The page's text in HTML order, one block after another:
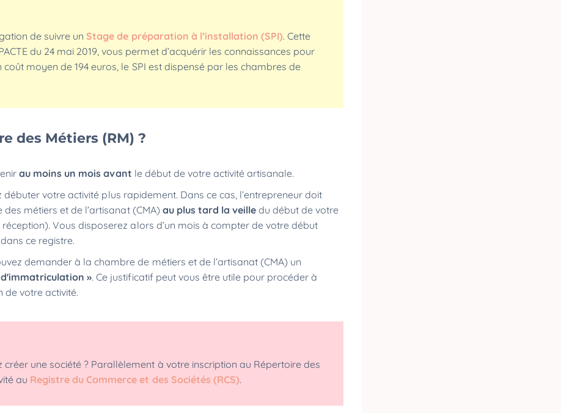
de suivre un Stage de préparation à l’installation (SPI). Cette
du 24 mai 2019, vous permet d’acquérir les connaissances pour
moyen de 194 euros, le SPI est dispensé par les chambres de
des Métiers (RM) ?
au moins un mois avant le début de votre activité artisanale.
votre activité plus rapidement. Dans ce cas, l’entrepreneur doit
métiers et de l’artisanat (CMA) au plus tard la veilledu début de votre
Vous disposerez alors d’un mois à compter de votre début
ce registre.
demander à la chambre de métiers et de l’artisanat (CMA) un
». Ce justificatif peut vous être utile pour procéder à
de votre activité.
une société ? Parallèlement à votre inscription au Répertoire des
au Registre du Commerce et des Sociétés (RCS).